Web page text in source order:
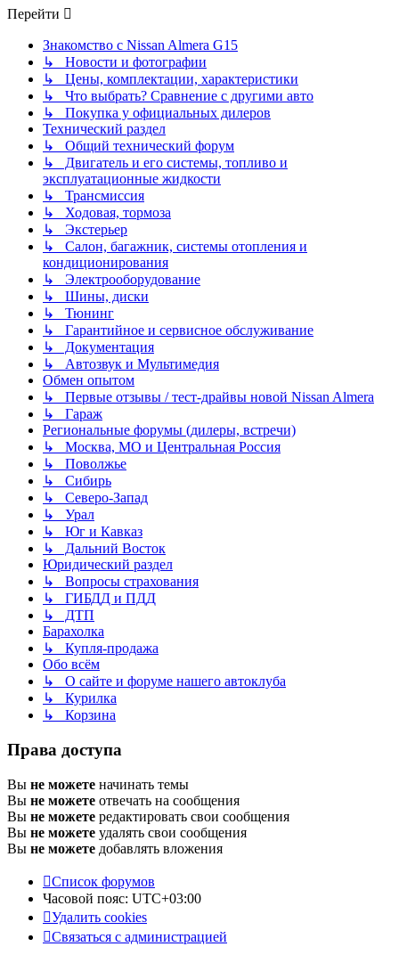
Перейти
Знакомство с Nissan Almera G15
↳ Новости и фотографии
↳ Цены, комплектации, характеристики
↳ Что выбрать? Сравнение с другими авто
↳ Покупка у официальных дилеров
Технический раздел
↳ Общий технический форум
↳ Двигатель и его системы, топливо и
эксплуатационные жидкости
↳ Трансмиссия
↳ Ходовая, тормоза
↳ Экстерьер
↳ Салон, багажник, системы отопления и
кондиционирования
↳ Электрооборудование
↳ Шины, диски
↳ Тюнинг
↳ Гарантийное и сервисное обслуживание
↳ Документация
↳ Автозвук и Мультимедия
Обмен опытом
↳ Первые отзывы / тест-драйвы новой Nissan Almera
↳ Гараж
Региональные форумы (дилеры, встречи)
↳ Москва, МО и Центральная Россия
↳ Поволжье
↳ Сибирь
↳ Северо-Запад
↳ Урал
↳ Юг и Кавказ
↳ Дальний Восток
Юридический раздел
↳ Вопросы страхования
↳ ГИБДД и ПДД
↳ ДТП
Барахолка
↳ Купля-продажа
Обо всём
↳ О сайте и форуме нашего автоклуба
↳ Курилка
↳ Корзина
Права доступа
Вы не можете начинать темы
Вы не можете отвечать на сообщения
Вы не можете редактировать свои сообщения
Вы не можете удалять свои сообщения
Вы не можете добавлять вложения
Список форумов
Часовой пояс: UTC+03:00
Удалить cookies
Связаться с администрацией